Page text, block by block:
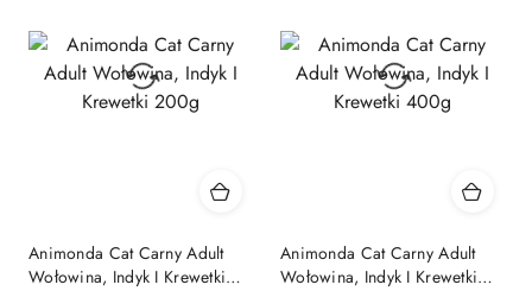
Animonda Cat Carny Adult
Wołowina, Indyk I Krewetki
Animonda Cat Carny Adult
Wołowina, Indyk I Krewetki